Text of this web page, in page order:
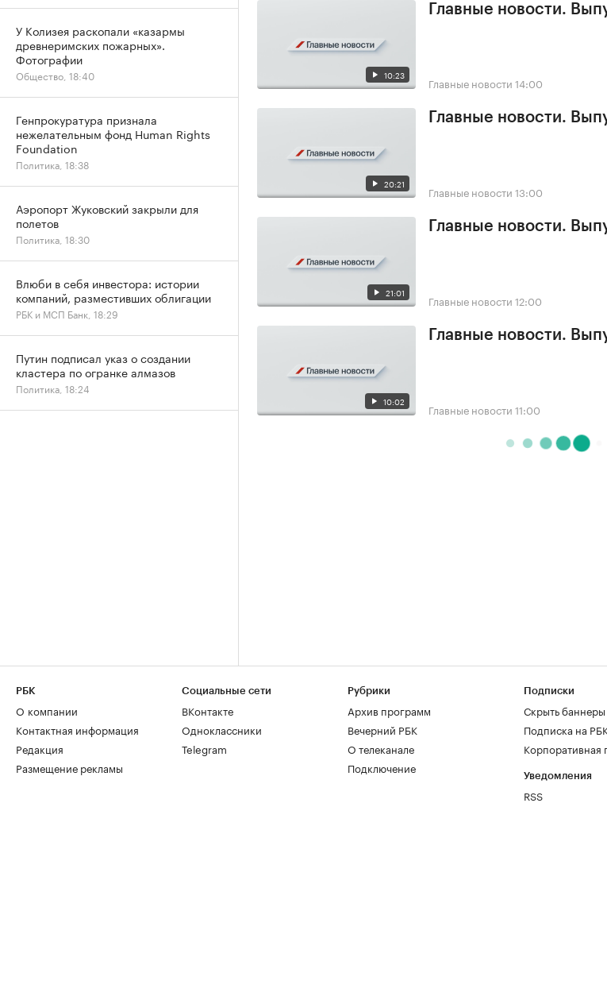
10:23
Главные новости.
Главные новости 14:00
20:21
Главные новости.
Главные новости 13:00
21:01
Главные новости.
Главные новости 12:00
10:02
Главные новости.
Главные новости 11:00
У Колизея раскопали «казармы
древнеримских пожарных».
Фотографии
Общество, 18:40
Генпрокуратура признала
нежелательным фонд Human Rights
Foundation
Политика, 18:38
Аэропорт Жуковский закрыли для
полетов
Политика, 18:30
Влюби в себя инвестора: истории
компаний, разместивших облигации
РБК и МСП Банк, 18:29
Путин подписал указ о создании
кластера по огранке алмазов
Политика, 18:24
РБК
О компании
Контактная информация
Редакция
Размещение рекламы
Социальные сети
ВКонтакте
Одноклассники
Telegram
Рубрики
Архив программ
Вечерний РБК
О телеканале
Подключение
Подписки
Скрыть
Подписка на
Корпоративная
Уведомления
RSS